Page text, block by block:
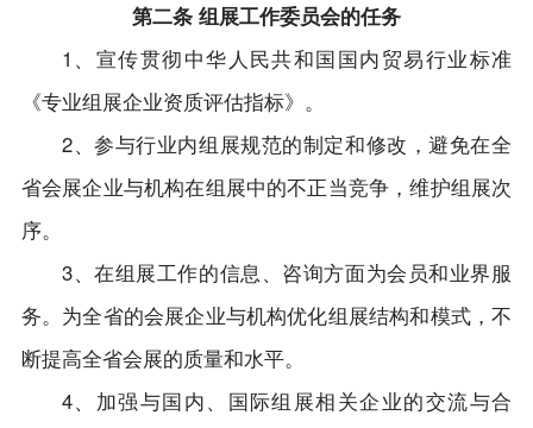
第二条 组展工作委员会的任务
1、宣传贯彻中华人民共和国国内贸易行业标准
《专业组展企业资质评估指标》。
2、参与行业内组展规范的制定和修改，避免在全
省会展企业与机构在组展中的不正当竞争，维护组展次
序。
3、在组展工作的信息、咨询方面为会员和业界服
务。为全省的会展企业与机构优化组展结构和模式，不
断提高全省会展的质量和水平。
4、加强与国内、国际组展相关企业的交流与合